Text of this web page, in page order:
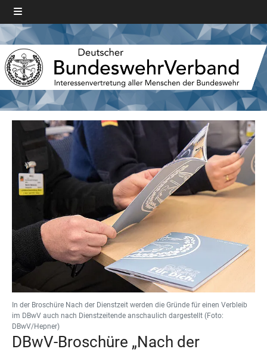
In der Broschüre Nach der Dienstzeit werden die Gründe für einen Verbleib
im DBwV auch nach Dienstzeitende anschaulich dargestellt (Foto:
DBwV/Hepner)
DBwV-Broschüre „Nach der